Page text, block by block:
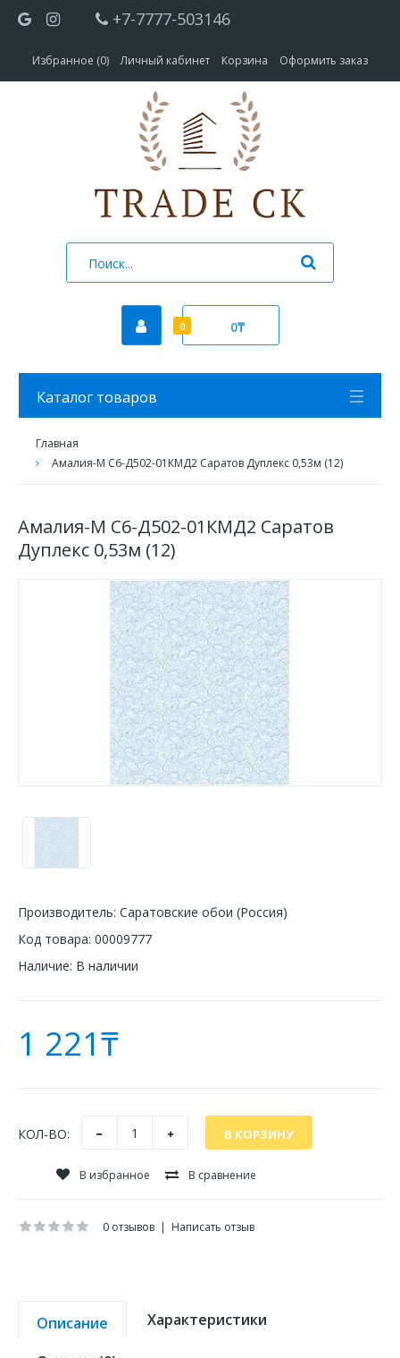
+7-7777-503146
Избранное (0) Личный кабинет Корзина Оформить заказ
0 0₸
Каталог товаров
Главная
Амалия-М С6-Д502-01КМД2 Саратов Дуплекс 0,53м (12)
Амалия-М С6-Д502-01КМД2 Саратов
Дуплекс 0,53м (12)
Производитель: Саратовские обои (Россия)
Код товара: 00009777
Наличие: В наличии
1 221₸
КОЛ-ВО:
В избранное В сравнение
0 отзывов | Написать отзыв
Описание Характеристики